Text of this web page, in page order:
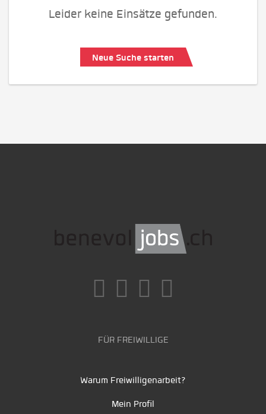
Leider keine Einsätze gefunden.
Neue Suche starten
FÜR FREIWILLIGE
Warum Freiwilligenarbeit?
Mein Profil